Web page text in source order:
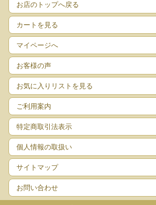
＜ホットでもアイスでも美味しく、癒
ぞ！＞
ビタミンB1は糖質や甘いもの、ビタミ
ものなどに対して働く栄養素
食べたものをしっかり燃やしてエネルギ
に、積極的に摂りましょ
ココアには「テオブロミン」という「
お子様から大人まで幅広い世代でお飲
＜新しくなったドリンクパウダー
砂糖の量を減らし、甘さが控えめに
アが引き立ち、上品で飲みやすい甘
た。
1袋あたりのエネルギー(カロリー)が
お店のトップへ戻る
カートを見る
マイページへ
お客様の声
お気に入りリストを見る
ご利用案内
特定商取引法表示
個人情報の取扱い
サイトマップ
お問い合わせ